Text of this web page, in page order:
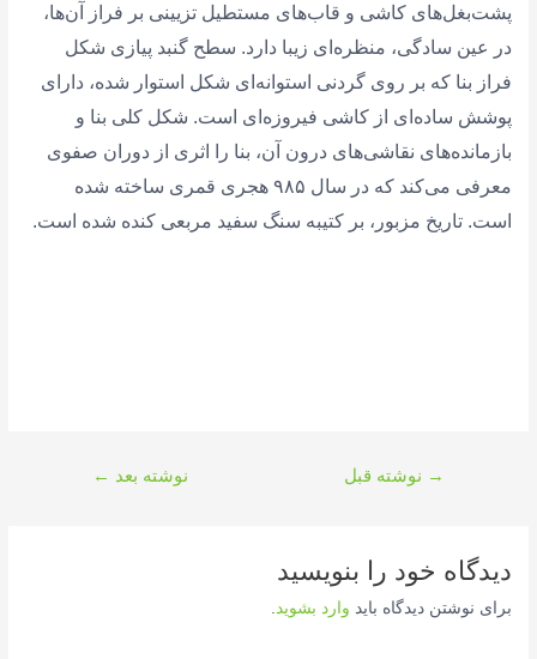
پشت‌بغل‌های کاشی و قاب‌های مستطیل تزیینی بر فراز آن‌ها،
در عین سادگی، منظره‌ای زیبا دارد. سطح گنبد پیازی شکل
فراز بنا که بر روی گردنی استوانه‌ای شکل استوار شده، دارای
پوشش ساده‌ای از کاشی فیروزه‌ای است. شکل کلی بنا و
بازمانده‌های نقاشی‌های درون آن، بنا را اثری از دوران صفوی
معرفی می‌کند که در سال ۹۸۵ هجری قمری ساخته شده
است. تاریخ مزبور، بر کتیبه سنگ سفید مربعی کنده شده است.
→ نوشته قبل نوشته بعد ←
دیدگاه‌ خود را بنویسید
برای نوشتن دیدگاه باید وارد بشوید.